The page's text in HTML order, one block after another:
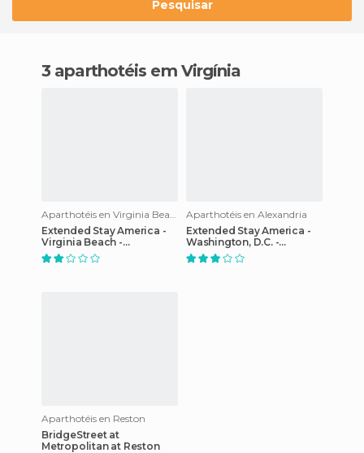
Pesquisar
3 aparthotéis em Virgínia
Extended Stay America -
Virginia Beach -
Independence Blvd.
Aparthotéis en Alexandria
Extended Stay America -
Washington, D.C. -
Alexandria - Eisenhower
Ave.
Aparthotéis en Reston
BridgeStreet at
Metropolitan at Reston